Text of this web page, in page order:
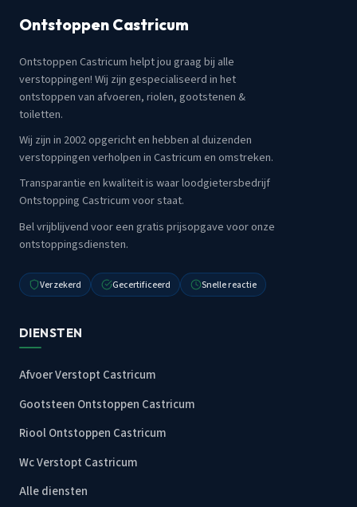
Ontstoppen Castricum
Ontstoppen Castricum helpt jou graag bij alle
verstoppingen! Wij zijn gespecialiseerd in het
ontstoppen van afvoeren, riolen, gootstenen &
toiletten.
Wij zijn in 2002 opgericht en hebben al duizenden
verstoppingen verholpen in Castricum en omstreken.
Transparantie en kwaliteit is waar loodgietersbedrijf
Ontstopping Castricum voor staat.
Bel vrijblijvend voor een gratis prijsopgave voor onze
ontstoppingsdiensten.
Verzekerd Gecertificeerd Snelle reactie
DIENSTEN
Afvoer Verstopt Castricum
Gootsteen Ontstoppen Castricum
Riool Ontstoppen Castricum
Wc Verstopt Castricum
Alle diensten